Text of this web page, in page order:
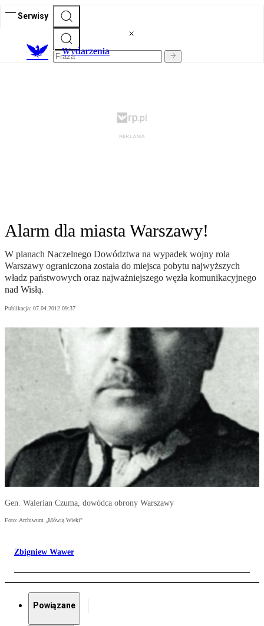
Serwisy
Wydarzenia
Alarm dla miasta Warszawy!
W planach Naczelnego Dowództwa na wypadek wojny rola
Warszawy ograniczona została do miejsca pobytu najwyższych
władz państwowych oraz najważniejszego węzła komunikacyjnego
nad Wisłą.
Publikacja: 07.04.2012 09:37
Gen. Walerian Czuma, dowódca obrony Warszawy
Foto: Archiwum „Mówią Wieki"
Zbigniew Wawer
Powiązane